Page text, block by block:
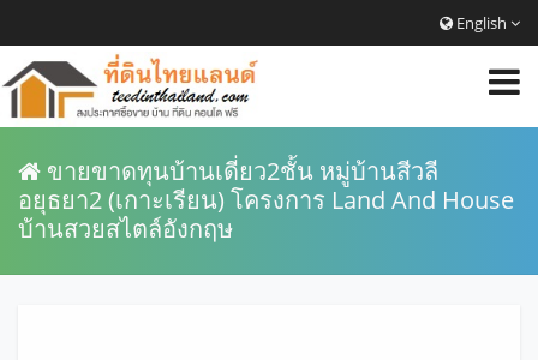
English
ขายขาดทุนบ้านเดี่ยว2ชั้น หมู่บ้านสีวลี
อยุธยา2 (เกาะเรียน) โครงการ Land And House
บ้านสวยสไตล์อังกฤษ